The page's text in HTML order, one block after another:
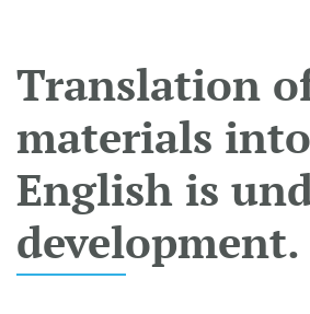
Translation
materials into
English is
development.